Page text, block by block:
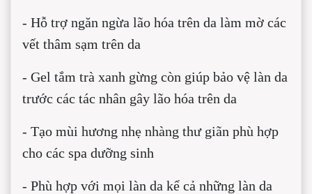
- Hỗ trợ ngăn ngừa lão hóa trên da làm mờ các
vết thâm sạm trên da
- Gel tắm trà xanh gừng còn giúp bảo vệ làn da
trước các tác nhân gây lão hóa trên da
- Tạo mùi hương nhẹ nhàng thư giãn phù hợp
cho các spa dưỡng sinh
- Phù hợp với mọi làn da kể cả những làn da